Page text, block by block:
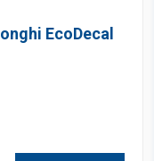
EcoDecal